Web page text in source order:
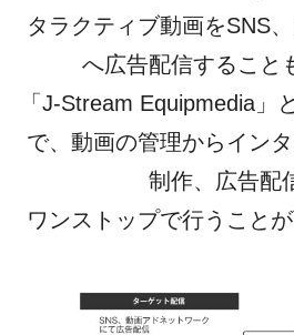
タラクティブ動画をSNS
へ広告配信すること
「J-Stream Equipmedia」
で、動画の管理からイン
制作、広告配
ワンストップで行うこと